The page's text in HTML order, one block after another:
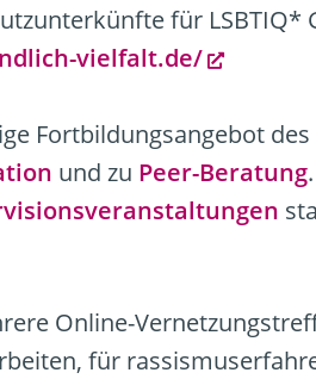
für
vielfalt.de/
Fortbildungsangebot
und zu Peer-Beratung
Online-
für